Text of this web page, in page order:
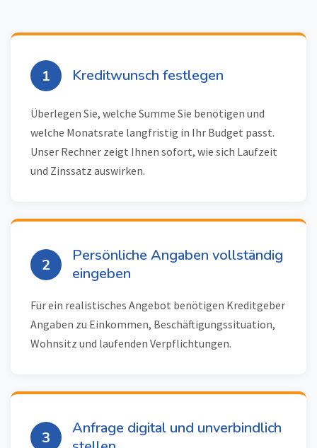
1 Kreditwunsch festlegen
Überlegen Sie, welche Summe Sie benötigen und
welche Monatsrate langfristig in Ihr Budget passt.
Unser Rechner zeigt Ihnen sofort, wie sich Laufzeit
und Zinssatz auswirken.
2
Persönliche Angaben vollständig
eingeben
Für ein realistisches Angebot benötigen Kreditgeber
Angaben zu Einkommen, Beschäftigungssituation,
Wohnsitz und laufenden Verpflichtungen.
3
Anfrage digital und unverbindlich